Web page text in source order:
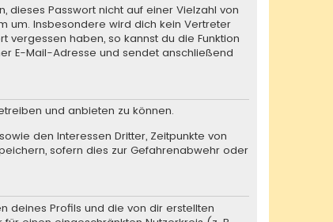
dieses Passwort nicht auf einer Vielzahl von
um. Insbesondere wird dich kein Vertreter
vergessen haben, so kannst du die Funktion
E-Mail-Adresse und sendet anschließend
und anbieten zu können.
den Interessen Dritter, Zeitpunkte von
sofern dies zur Gefahrenabwehr oder
deines Profils und die von dir erstellten